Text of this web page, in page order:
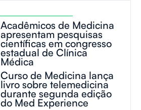
Acadêmicos de Medicina
apresentam pesquisas
científicas em congresso
estadual de Clínica
Médica
Curso de Medicina lança
livro sobre telemedicina
durante segunda edição
do Med Experience